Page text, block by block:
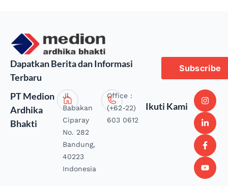
Dapatkan Berita dan Informasi
Terbaru
Subscribe
PT Medion
Ardhika
Bhakti
Jl.
Babakan
Ciparay
No. 282
Bandung,
40223
Indonesia
Office :
(+62-22)
603 0612
Ikuti Kami